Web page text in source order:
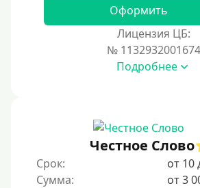
Без активации сервиса
Без участия банков
Без посещения офиса
В офисе
В ломбарде
Оформить
Лицензия ЦБ:
№ 1132932001674
Подробнее
Честное Слово
Срок:
от 10
Сумма:
от 3